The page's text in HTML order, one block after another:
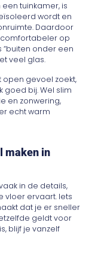
tuinkamer, is
wordt en
Daardoor
op
onder een
veel glas.
open gevoel zoekt,
goed bij. Wel slim
en zonwering,
echt warm
maken in
in de details,
vloer ervaart. Iets
dat je er sneller
geldt voor
blijf je vanzelf